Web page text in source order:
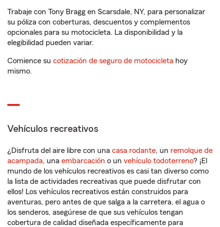
Trabaje con Tony Bragg en Scarsdale, NY, para personalizar
su póliza con coberturas, descuentos y complementos
opcionales para su motocicleta. La disponibilidad y la
elegibilidad pueden variar.
Comience su cotización de seguro de motocicleta hoy
mismo.
Vehículos recreativos
¿Disfruta del aire libre con una casa rodante, un remolque de
acampada, una embarcación o un vehículo todoterreno? ¡El
mundo de los vehículos recreativos es casi tan diverso como
la lista de actividades recreativas que puede disfrutar con
ellos! Los vehículos recreativos están construidos para
aventuras, pero antes de que salga a la carretera, el agua o
los senderos, asegúrese de que sus vehículos tengan
cobertura de calidad diseñada específicamente para